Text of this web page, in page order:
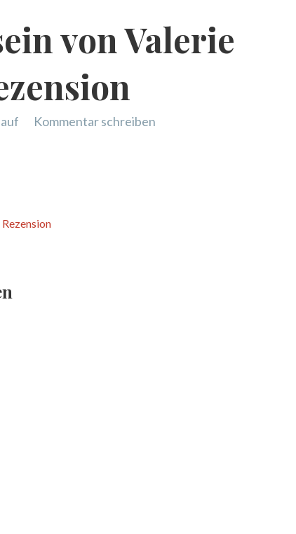
von Valerie
Kommentar schreiben